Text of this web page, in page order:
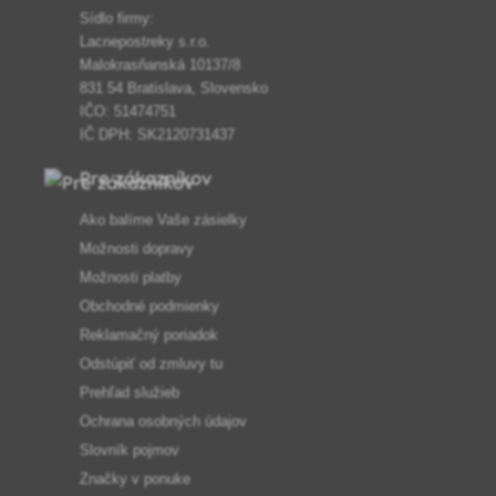
Sídlo firmy:
Lacnepostreky s.r.o.
Malokrasňanská 10137/8
831 54 Bratislava, Slovensko
IČO: 51474751
IČ DPH: SK2120731437
Pre zákazníkov
Ako balíme Vaše zásielky
Možnosti dopravy
Možnosti platby
Obchodné podmienky
Reklamačný poriadok
Odstúpiť od zmluvy tu
Prehľad služieb
Ochrana osobných údajov
Slovník pojmov
Značky v ponuke